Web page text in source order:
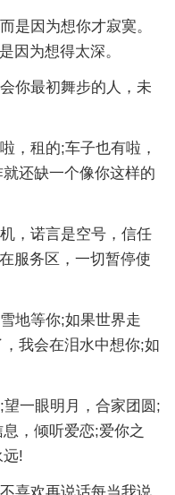
因为想你才寂寞。
因为想得太深。
你最初舞步的人，未
租的;车子也有啦，
还缺一个像你这样的
，诺言是空号，信任
服务区，一切暂停使
地等你;如果世界走
我会在泪水中想你;如
一眼明月，合家团圆;
，倾听爱恋;爱你之
远!